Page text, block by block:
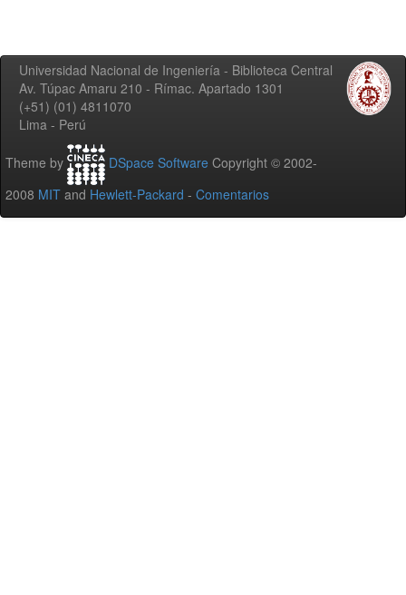
Universidad Nacional de Ingeniería - Biblioteca Central
Av. Túpac Amaru 210 - Rímac. Apartado 1301
(+51) (01) 4811070
Lima - Perú
Theme by DSpace Software Copyright © 2002-
2008 MIT and Hewlett-Packard - Comentarios